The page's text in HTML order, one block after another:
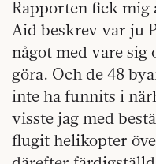
Rapporten fick mig
Aid beskrev var ju
något med vare sig
göra. Och de 48
inte ha funnits i
visste jag med
flugit helikopter